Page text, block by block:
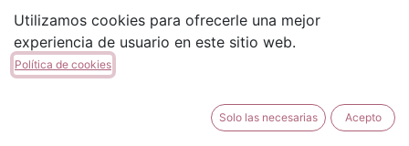
Producto Términos y Condiciones
Aviso Legal
Utilizamos cookies para ofrecerle una mejor
experiencia de usuario en este sitio web.
Política de cookies
Solo las necesarias Acepto